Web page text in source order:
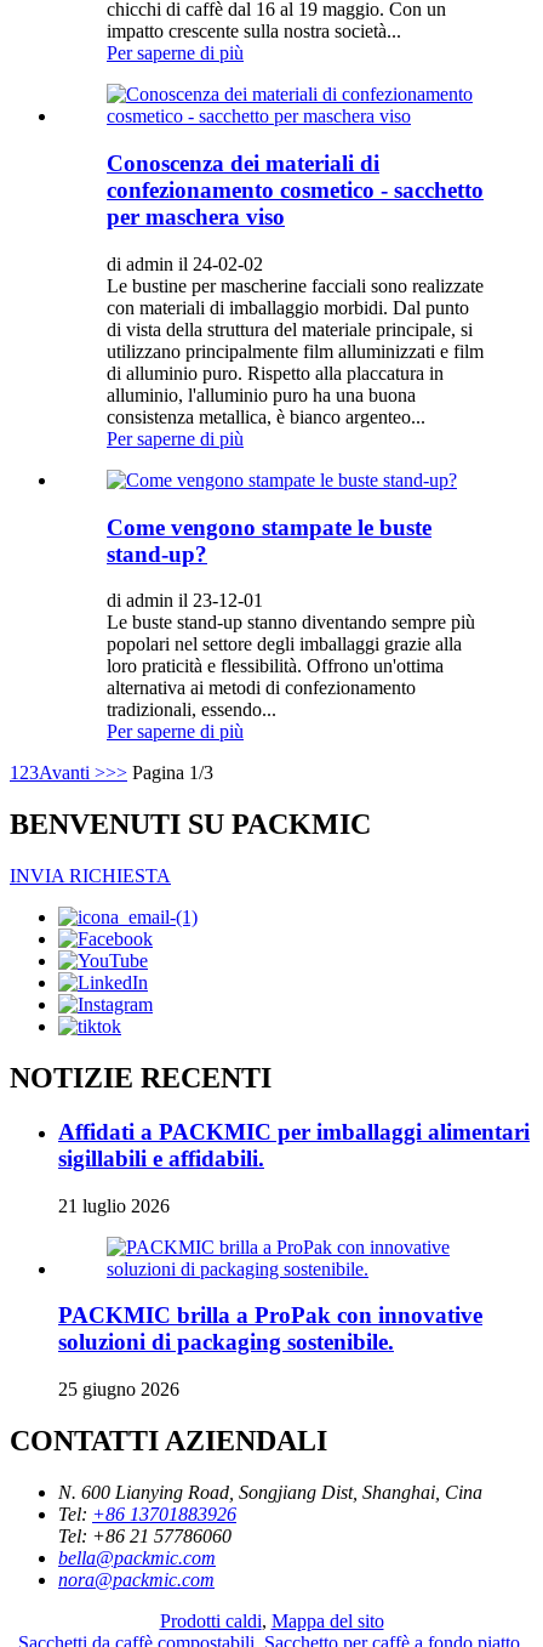
chicchi di caffè dal 16 al 19 maggio. Con un
impatto crescente sulla nostra società...
Per saperne di più
Conoscenza dei materiali di
confezionamento cosmetico - sacchetto
per maschera viso
di admin il 24-02-02
Le bustine per mascherine facciali sono realizzate
con materiali di imballaggio morbidi. Dal punto
di vista della struttura del materiale principale, si
utilizzano principalmente film alluminizzati e film
di alluminio puro. Rispetto alla placcatura in
alluminio, l'alluminio puro ha una buona
consistenza metallica, è bianco argenteo...
Per saperne di più
Come vengono stampate le buste
stand-up?
di admin il 23-12-01
Le buste stand-up stanno diventando sempre più
popolari nel settore degli imballaggi grazie alla
loro praticità e flessibilità. Offrono un'ottima
alternativa ai metodi di confezionamento
tradizionali, essendo...
Per saperne di più
1 23Avanti >>> Pagina 1/3
BENVENUTI SU PACKMIC
INVIA RICHIESTA
NOTIZIE RECENTI
Affidati a PACKMIC per imballaggi alimentari
sigillabili e affidabili.
21 luglio 2026
PACKMIC brilla a ProPak con innovative
soluzioni di packaging sostenibile.
25 giugno 2026
CONTATTI AZIENDALI
N. 600 Lianying Road, Songjiang Dist, Shanghai, Cina
Tel: +86 13701883926
Tel: +86 21 57786060
bella@packmic.com
nora@packmic.com
Prodotti caldi, Mappa del sito
Sacchetti da caffè compostabili Sacchetto per caffè a fondo piatto